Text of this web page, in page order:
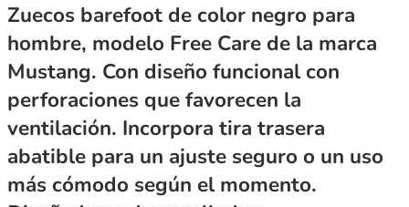
Zuecos barefoot de color negro para
hombre, modelo Free Care de la marca
Mustang. Con diseño funcional con
perforaciones que favorecen la
ventilación. Incorpora tira trasera
abatible para un ajuste seguro o un uso
más cómodo según el momento.